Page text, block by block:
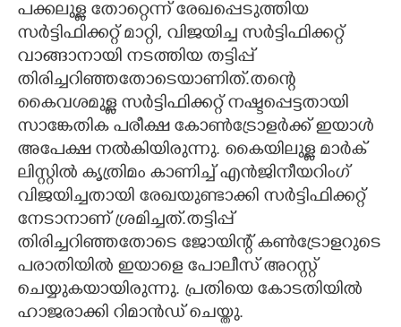
പക്കലുള്ള തോറ്റെന്ന് രേഖപ്പെടുത്തിയ
സർട്ടിഫിക്കറ്റ് മാറ്റി, വിജയിച്ച സർട്ടിഫിക്കറ്റ്
വാങ്ങാനായി നടത്തിയ തട്ടിപ്പ്
തിരിച്ചറിഞ്ഞതോടെയാണിത്.തന്റെ
കൈവശമുള്ള സർട്ടിഫിക്കറ്റ് നഷ്ടപ്പെട്ടതായി
സാങ്കേതിക പരീക്ഷ കോൺട്രോളർക്ക് ഇയാൾ
അപേക്ഷ നൽകിയിരുന്നു. കൈയിലുള്ള മാർക്
ലിസ്റ്റിൽ കൃത്രിമം കാണിച്ച് എൻജിനീയറിംഗ്
വിജയിച്ചതായി രേഖയുണ്ടാക്കി സർട്ടിഫിക്കറ്റ്
നേടാനാണ് ശ്രമിച്ചത്.തട്ടിപ്പ്
തിരിച്ചറിഞ്ഞതോടെ ജോയിന്റ് കൺട്രോളറുടെ
പരാതിയിൽ ഇയാളെ പോലീസ് അറസ്റ്റ്
ചെയ്യുകയായിരുന്നു. പ്രതിയെ കോടതിയിൽ
ഹാജരാക്കി റിമാൻഡ് ചെയ്തു.